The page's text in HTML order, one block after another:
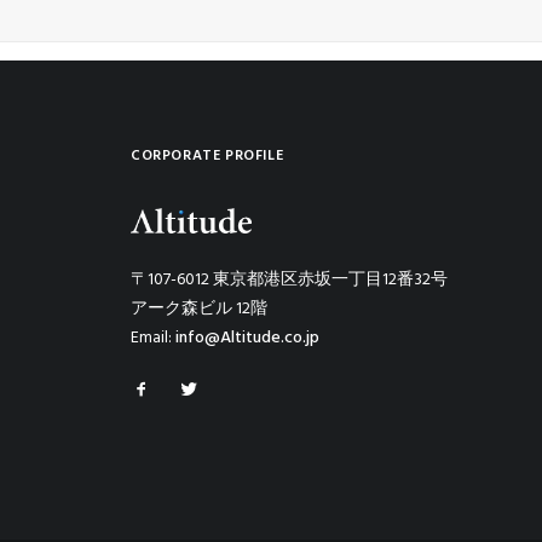
CORPORATE PROFILE
〒107-6012 東京都港区赤坂一丁目12番32号
アーク森ビル 12階
Email:info@Altitude.co.jp